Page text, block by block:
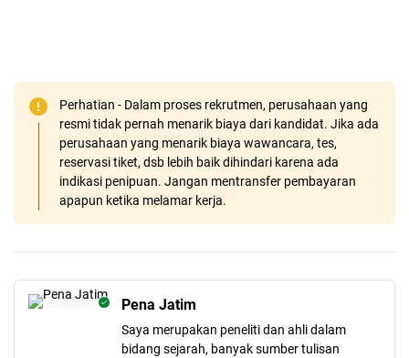
Perhatian - Dalam proses rekrutmen, perusahaan yang
resmi tidak pernah menarik biaya dari kandidat. Jika ada
perusahaan yang menarik biaya wawancara, tes,
reservasi tiket, dsb lebih baik dihindari karena ada
indikasi penipuan. Jangan mentransfer pembayaran
apapun ketika melamar kerja.
Pena Jatim
Saya merupakan peneliti dan ahli dalam
bidang sejarah, banyak sumber tulisan